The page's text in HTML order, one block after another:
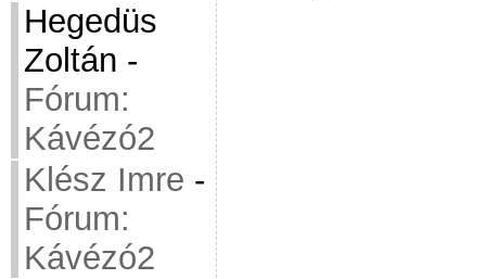
Hegedüs
Zoltán -
Fórum:
Kávézó2
Klész Imre -
Fórum:
Kávézó2